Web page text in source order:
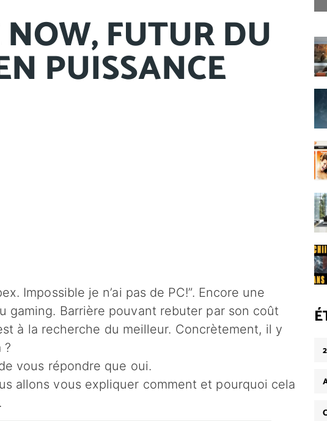
NOW, FUTUR DU
PUISSANCE
Impossible je n’ai pas de PC!”. Encore une
gaming. Barrière pouvant rebuter par son coût
à la recherche du meilleur. Concrètement, il y
?
vous répondre que oui.
allons vous expliquer comment et pourquoi cela